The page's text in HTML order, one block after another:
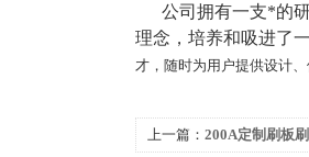
公司拥有一支*的研
理念，培养和吸进了
才，随时为用户提供设计
上一篇： 200A定制刷板